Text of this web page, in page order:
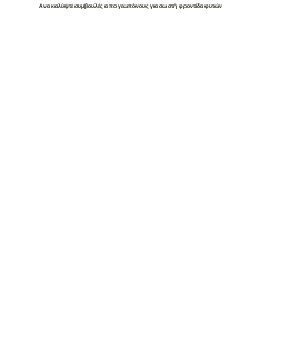
Ανακαλύψτε συμβουλές απο γεωπόνους για σωστή φροντίδα φυτών